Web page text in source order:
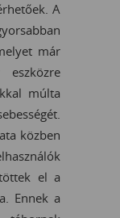
A
már
múlta
közben
el a
Ennek a